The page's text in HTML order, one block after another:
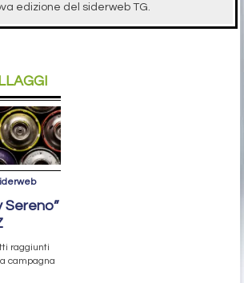
edizione del siderweb TG.
Sereno”
raggiunti
campagna